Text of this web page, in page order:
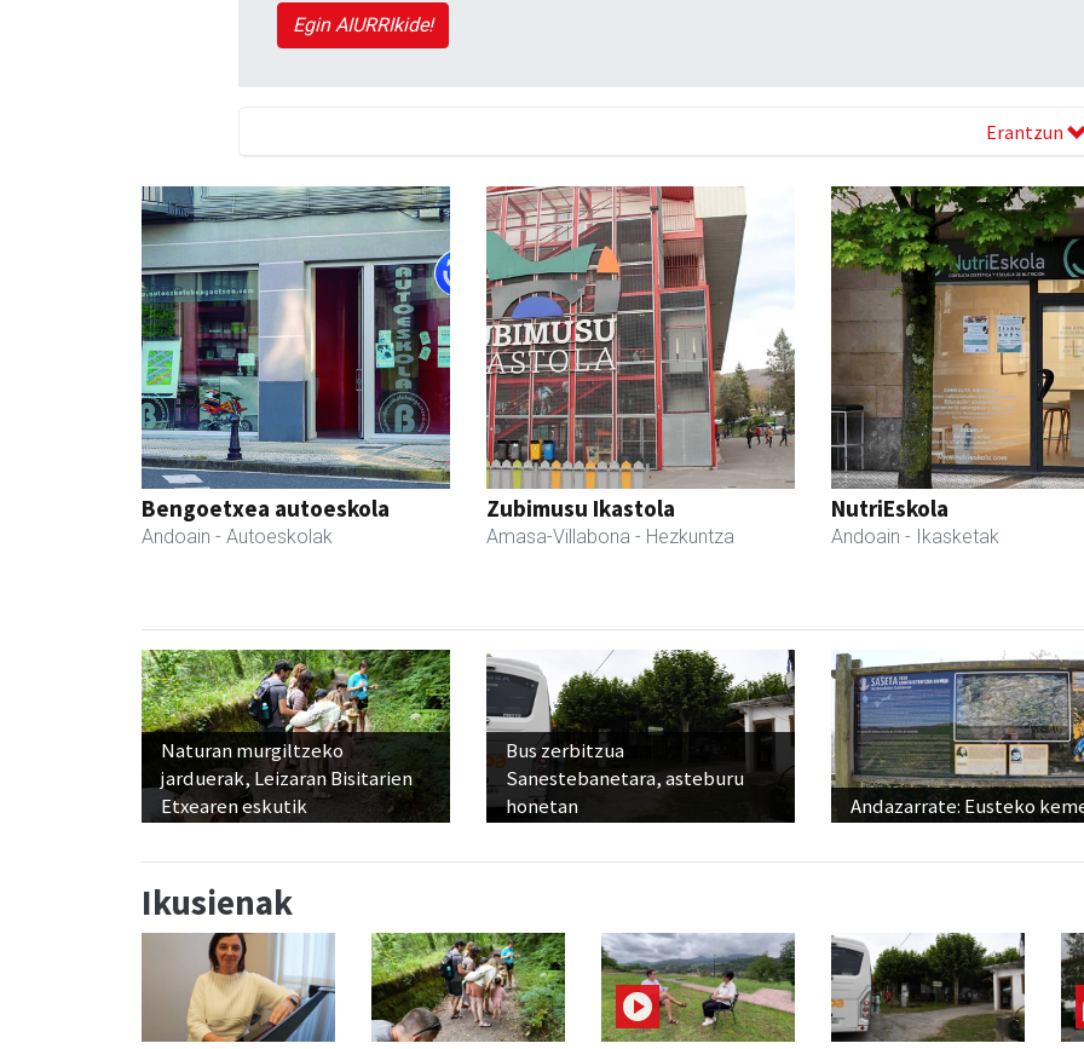
Egin AIURRIkide!
Erantzun
Bengoetxea autoeskola
Andoain - Autoeskolak
Zubimusu Ikastola
Amasa-Villabona - Hezkuntza
NutriEskola
Andoain - Ikasketak
Naturan murgiltzeko
jarduerak, Leizaran Bisitarien
Etxearen eskutik
Bus zerbitzua
Sanestebanetara, asteburu
honetan
Andazarrate: Eusteko
Ikusienak